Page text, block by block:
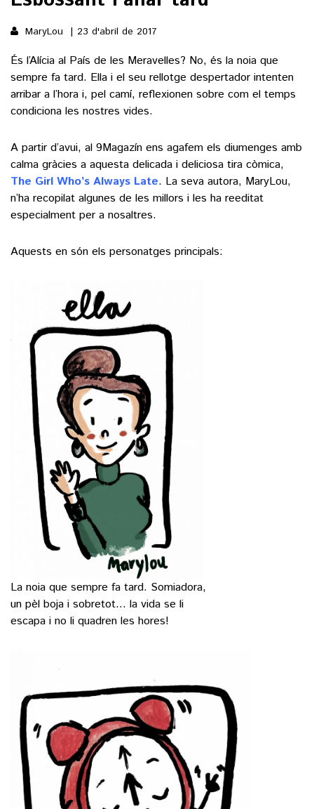
()
ACTUALITAT
POLÍTICA
ECONOMIA
VEURE TOTES
ESPORTS
FUTBOL
MOTOR
VEURE TOTES
CULTURA
ARTS ESCÈNIQUES
CULTURA POPULAR
CALAIX
SUPLEMENTS
9MAGAZÍN
BLOGOSFERA
MaryLou 23 d'abril de 2017
És l’Alícia al País de les Meravelles? No, és la noia que
sempre fa tard. Ella i el seu rellotge despertador intenten
arribar a l’hora i, pel camí, reflexionen sobre com el temps
condiciona les nostres vides.
A partir d’avui, al 9Magazín ens agafem els diumenges amb
calma gràcies a aquesta delicada i deliciosa tira còmica,
The Girl Who’s Always Late. La seva autora, MaryLou,
n’ha recopilat algunes de les millors i les ha reeditat
especialment per a nosaltres.
Aquests en són els personatges principals:
La noia que sempre fa tard. Somiadora,
un pèl boja i sobretot… la vida se li
escapa i no li quadren les hores!